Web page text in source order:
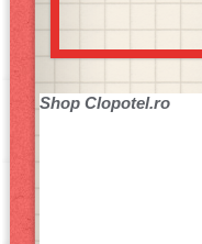
Shop Clopotel.ro